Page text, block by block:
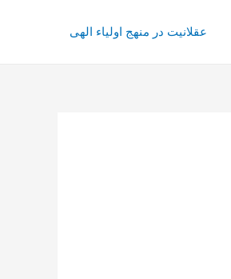
عقلانیت در منهج اولیاء الهی